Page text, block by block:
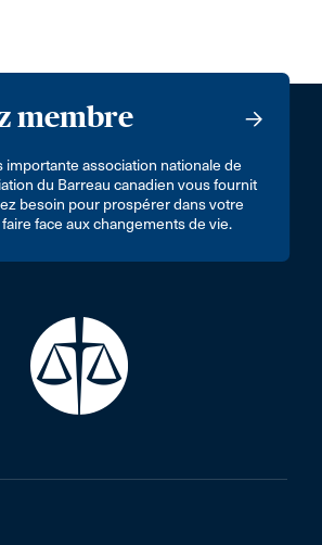
membre
importante association nationale de
du Barreau canadien vous fournit
besoin pour prospérer dans votre
face aux changements de vie.